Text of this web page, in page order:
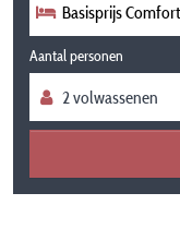
Basisprijs
Aantal personen